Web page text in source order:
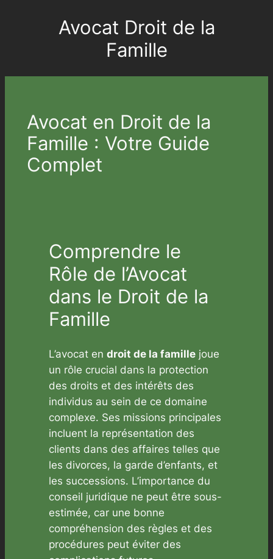
Avocat Droit de la
Famille
Avocat en Droit de la
Famille : Votre Guide
Complet
Comprendre le
Rôle de l’Avocat
dans le Droit de la
Famille
L’avocat en droit de la famillejoue
un rôle crucial dans la protection
des droits et des intérêts des
individus au sein de ce domaine
complexe. Ses missions principales
incluent la représentation des
clients dans des affaires telles que
les divorces, la garde d’enfants, et
les successions. L’importance du
conseil juridique ne peut être sous-
estimée, car une bonne
compréhension des règles et des
procédures peut éviter des